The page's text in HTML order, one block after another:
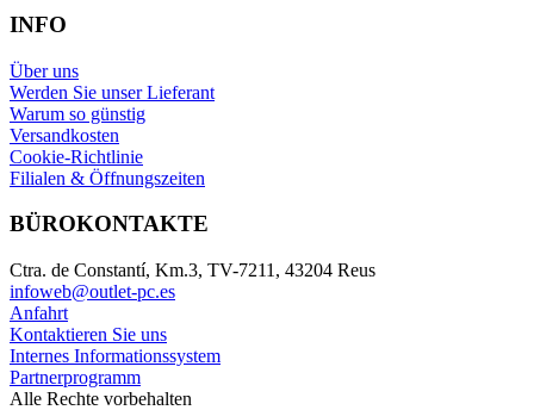
INFO
Über uns
Werden Sie unser Lieferant
Warum so günstig
Versandkosten
Cookie-Richtlinie
Filialen & Öffnungszeiten
BÜROKONTAKTE
Ctra. de Constantí, Km.3, TV-7211, 43204 Reus
infoweb@outlet-pc.es
Anfahrt
Kontaktieren Sie uns
Internes Informationssystem
Partnerprogramm
Alle Rechte vorbehalten